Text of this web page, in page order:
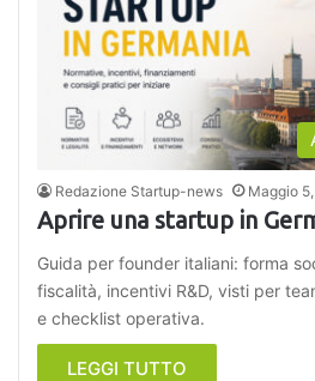
Redazione Startup-news Maggio
Aprire una startup in
Guida per founder italiani: forma
fiscalità, incentivi R&D, visti per
e checklist operativa.
LEGGI TUTTO